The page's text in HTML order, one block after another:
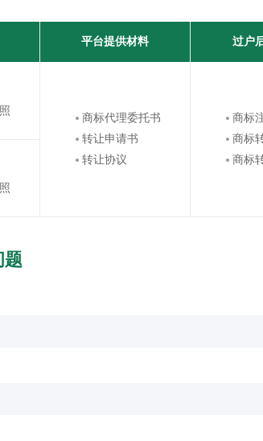
平台提供材料 过户
商标代理委托书
转让申请书
转让协议
商标
商标
商标
题